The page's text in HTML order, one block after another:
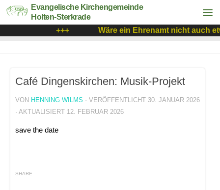
Evangelische Kirchengemeinde
Holten-Sterkrade
+++
Wäre ein Ehrenamt nicht auch
Café Dingenskirchen: Musik-Projekt
VON HENNING WILMS · VERÖFFENTLICHT 30. JANUAR 2026
· AKTUALISIERT 12. FEBRUAR 2026
save the date
SHARE